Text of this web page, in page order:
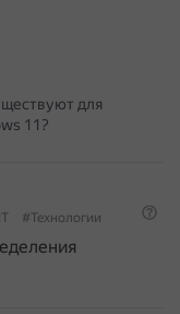
для
11?
#Технологии